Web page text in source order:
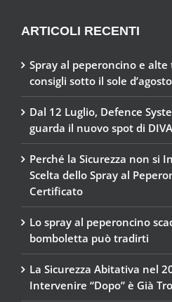
ARTICOLI RECENTI
Spray al peperoncino e
consigli sotto il sole d’agosto
Dal 12 Luglio, Defence
guarda il nuovo spot di
Perché la Sicurezza non si
Scelta dello Spray al
Certificato
Lo spray al peperoncino
bomboletta può tradirti
La Sicurezza Abitativa nel
Intervenire “Dopo” è Già